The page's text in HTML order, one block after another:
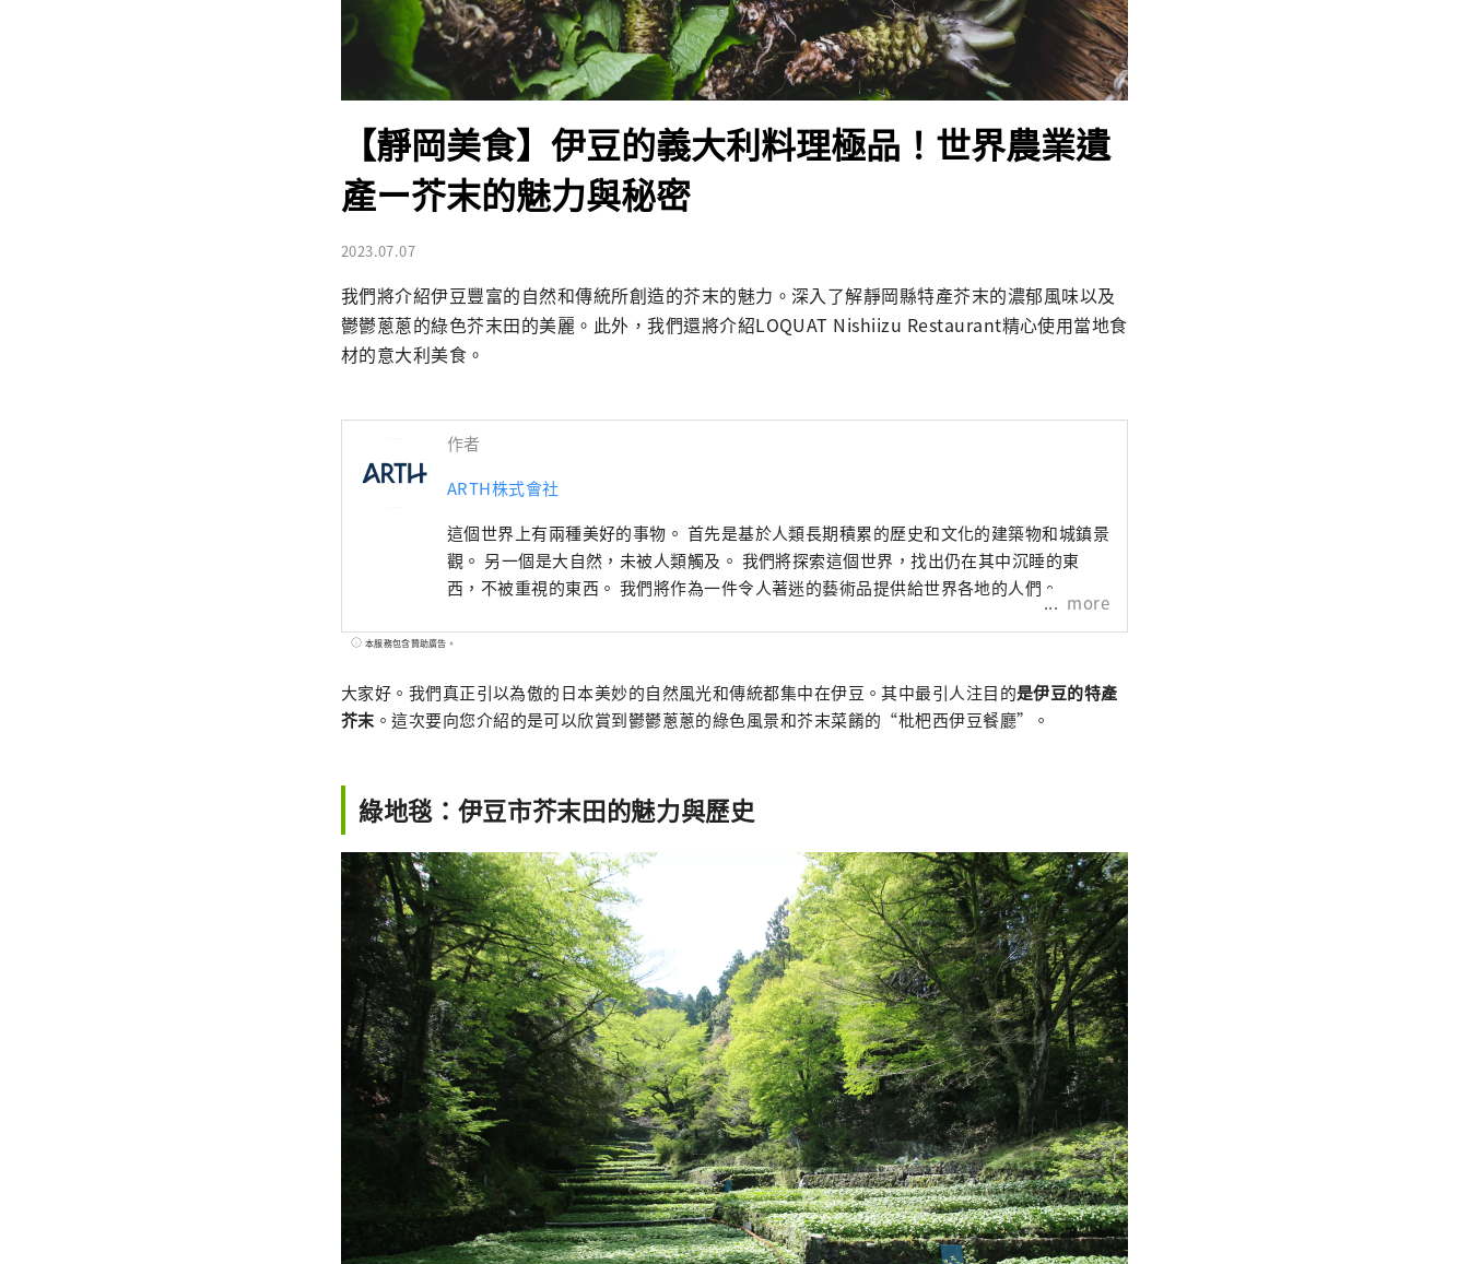
【靜岡美食】伊豆的義大利料理極品！世界農業遺
產ー芥末的魅力與秘密
2023.07.07
我們將介紹伊豆豐富的自然和傳統所創造的芥末的魅力。深入了解靜岡縣特產芥末的濃郁風味以及
鬱鬱蔥蔥的綠色芥末田的美麗。此外，我們還將介紹LOQUAT Nishiizu Restaurant精心使用當地食
材的意大利美食。
作者
ARTH株式會社
這個世界上有兩種美好的事物。 首先是基於人類長期積累的歷史和文化的建築物和城鎮景
觀。 另一個是大自然，未被人類觸及。 我們將探索這個世界，找出仍在其中沉睡的東
西，不被重視的東西。 我們將作為一件令人著迷的藝術品提供給世界各地的人們。
more
本服務包含贊助廣告。
大家好。我們真正引以為傲的日本美妙的自然風光和傳統都集中在伊豆。其中最引人注目的是伊豆的特產
芥末 。這次要向您介紹的是可以欣賞到鬱鬱蔥蔥的綠色風景和芥末菜餚的“枇杷西伊豆餐廳”。
綠地毯：伊豆市芥末田的魅力與歷史